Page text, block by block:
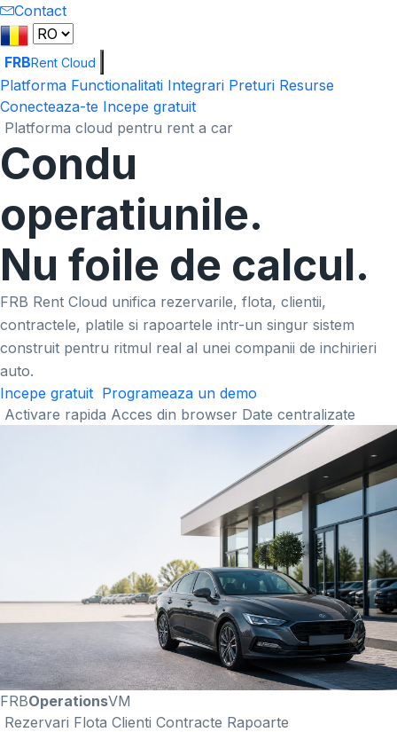
Contact
FRBRent Cloud
Platforma Functionalitati Integrari Preturi Resurse
Conecteaza-te Incepe gratuit
Platforma cloud pentru rent a car
Condu
operatiunile.
Nu foile de calcul.
FRB Rent Cloud unifica rezervarile, flota, clientii,
contractele, platile si rapoartele intr-un singur sistem
construit pentru ritmul real al unei companii de inchirieri
auto.
Incepe gratuit Programeaza un demo
Activare rapida Acces din browser Date centralizate
FRBOperationsVM
Rezervari Flota Clienti Contracte Rapoarte